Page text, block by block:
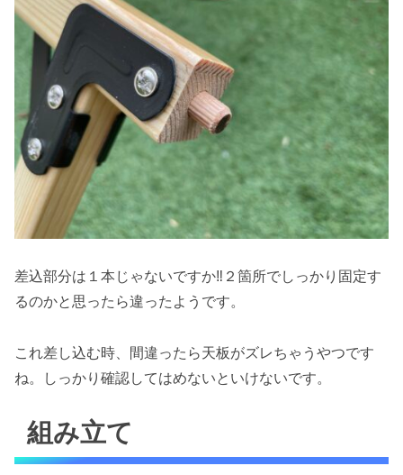
差込部分は１本じゃないですか‼︎２箇所でしっかり固定す
るのかと思ったら違ったようです。
これ差し込む時、間違ったら天板がズレちゃうやつです
ね。しっかり確認してはめないといけないです。
組み立て